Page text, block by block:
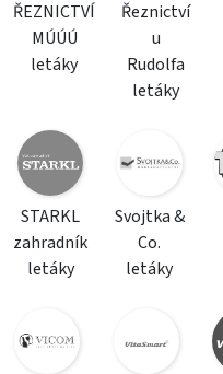
ŘEZNICTVÍ
MÚÚÚ
letáky
Řeznictví
u
Rudolfa
letáky
STARKL
zahradník
letáky
Svojtka &
Co.
letáky